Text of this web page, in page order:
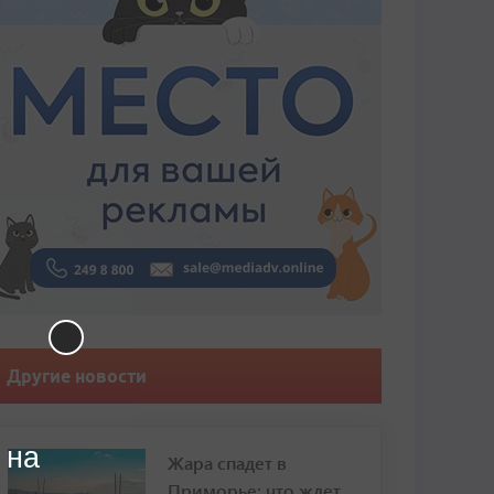
Другие новости
Жара спадет в